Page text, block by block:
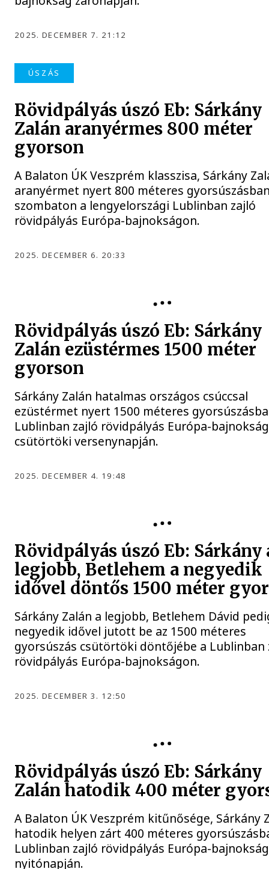
2025. DECEMBER 7. 21:12
ÚSZÁS
Rövidpályás úszó Eb: Sárkány
Zalán aranyérmes 800 méter
gyorson
A Balaton ÚK Veszprém klasszisa, Sárkány
aranyérmet nyert 800 méteres
szombaton a lengyelországi Lublinban zajló
rövidpályás Európa-bajnokságon.
2025. DECEMBER 6. 20:33
Rövidpályás úszó Eb: Sárkány
Zalán ezüstérmes 1500 méter
gyorson
Sárkány Zalán hatalmas országos csúccsal
ezüstérmet nyert 1500 méteres
Lublinban zajló rövidpályás Európa-bajnokság
csütörtöki versenynapján.
2025. DECEMBER 4. 19:48
Rövidpályás úszó Eb: Sárkány
legjobb, Betlehem a negyedik
idővel döntős 1500 méter
Sárkány Zalán a legjobb, Betlehem Dávid
negyedik idővel jutott be az 1500 méteres
gyorsúszás csütörtöki döntőjébe a Lublinban
rövidpályás Európa-bajnokságon.
2025. DECEMBER 3. 12:50
Rövidpályás úszó Eb: Sárkány
Zalán hatodik 400 méter
A Balaton ÚK Veszprém kitűnősége, Sárkány
hatodik helyen zárt 400 méteres
Lublinban zajló rövidpályás Európa-
nyitónapján.